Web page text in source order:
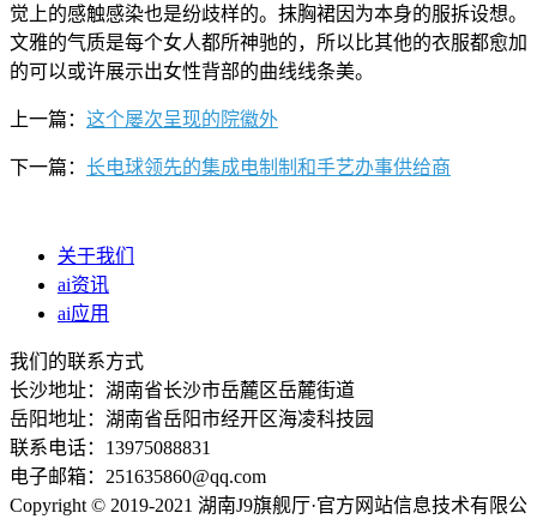
觉上的感触感染也是纷歧样的。抹胸裙因为本身的服拆设想。
文雅的气质是每个女人都所神驰的，所以比其他的衣服都愈加
的可以或许展示出女性背部的曲线线条美。
上一篇： 这个屡次呈现的院徽外
下一篇： 长电球领先的集成电制制和手艺办事供给商
关于我们
ai资讯
ai应用
我们的联系方式
长沙地址：湖南省长沙市岳麓区岳麓街道
岳阳地址：湖南省岳阳市经开区海凌科技园
联系电话：13975088831
电子邮箱：251635860@qq.com
Copyright © 2019-2021 湖南J9旗舰厅·官方网站信息技术有限公